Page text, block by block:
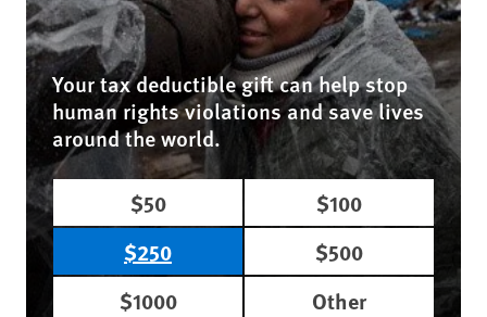
Your tax deductible gift can help stop
human rights violations and save lives
around the world.
$50
$100
$250
$500
$1000
Other